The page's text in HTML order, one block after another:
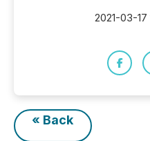
2021-03-17
« Back